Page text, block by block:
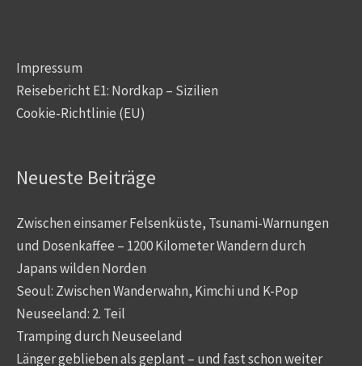
Impressum
Reisebericht E1: Nordkap – Sizilien
Cookie-Richtlinie (EU)
Neueste Beiträge
Zwischen einsamer Felsenküste, Tsunami-Warnungen
und Dosenkaffee – 1200 Kilometer Wandern durch
Japans wilden Norden
Seoul: Zwischen Wanderwahn, Kimchi und K-Pop
Neuseeland: 2. Teil
Tramping durch Neuseeland
Länger geblieben als geplant – und fast schon weiter